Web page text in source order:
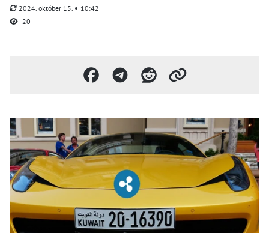
2024. október 15.
10:42
20